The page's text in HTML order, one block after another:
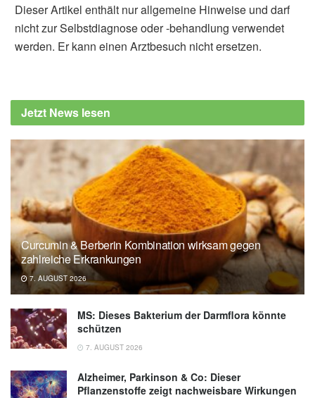
Dieser Artikel enthält nur allgemeine Hinweise und darf
nicht zur Selbstdiagnose oder -behandlung verwendet
werden. Er kann einen Arztbesuch nicht ersetzen.
Jetzt News lesen
Curcumin & Berberin Kombination wirksam gegen
zahlreiche Erkrankungen
7. AUGUST 2026
MS: Dieses Bakterium der Darmflora könnte
schützen
7. AUGUST 2026
Alzheimer, Parkinson & Co: Dieser
Pflanzenstoffe zeigt nachweisbare Wirkungen